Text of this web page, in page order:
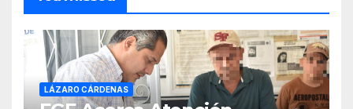
LÁZARO CÁRDENAS